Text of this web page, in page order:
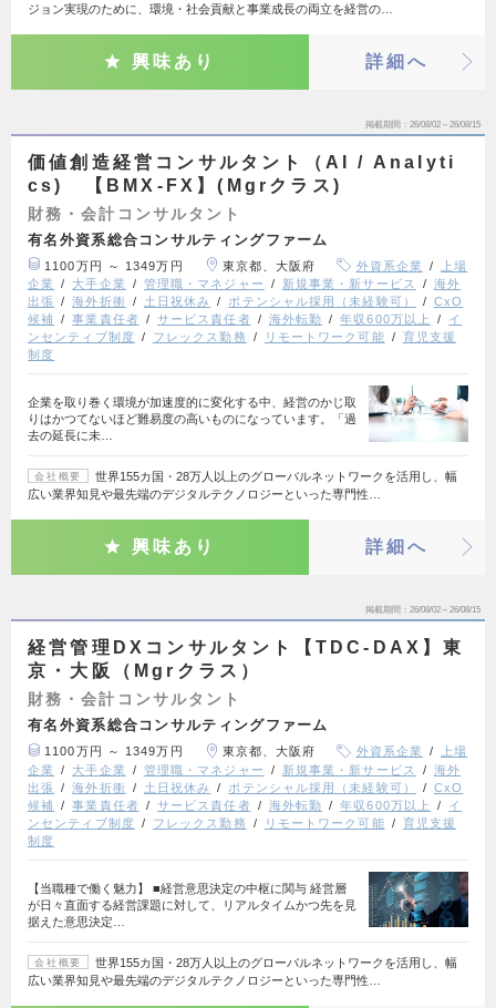
ジョン実現のために、環境・社会貢献と事業成長の両立を経営の…
興味あり 詳細へ
掲載期間 26/08/02～26/08/15
価値創造経営コンサルタント（AI / Analyti
cs) 【BMX-FX】(Mgrクラス)
財務・会計コンサルタント
有名外資系総合コンサルティングファーム
1100万円 ～ 1349万円 東京都、大阪府 外資系企業
上場
企業
大手企業 管理職・マネジャー 新規事業・新サービス
海外
出張
海外折衝 土日祝休み ポテンシャル採用（未経験可）
CxO
候補
事業責任者 サービス責任者 海外転勤 年収600万以上
イ
ンセンティブ制度
フレックス勤務 リモートワーク可能
育児支援
制度
企業を取り巻く環境が加速度的に変化する中、経営のかじ取
りはかつてないほど難易度の高いものになっています。「過
去の延長に未…
会社概要
世界155カ国・28万人以上のグローバルネットワークを活用し、幅
広い業界知見や最先端のデジタルテクノロジーといった専門性…
興味あり 詳細へ
掲載期間 26/08/02～26/08/15
経営管理DXコンサルタント【TDC-DAX】東
京・大阪（Mgrクラス）
財務・会計コンサルタント
有名外資系総合コンサルティングファーム
1100万円 ～ 1349万円 東京都、大阪府 外資系企業
上場
企業
大手企業 管理職・マネジャー 新規事業・新サービス
海外
出張
海外折衝 土日祝休み ポテンシャル採用（未経験可）
CxO
候補
事業責任者 サービス責任者 海外転勤 年収600万以上
イ
ンセンティブ制度
フレックス勤務 リモートワーク可能
育児支援
制度
【当職種で働く魅力】 ■経営意思決定の中枢に関与 経営層
が日々直面する経営課題に対して、リアルタイムかつ先を見
据えた意思決定…
会社概要
世界155カ国・28万人以上のグローバルネットワークを活用し、幅
広い業界知見や最先端のデジタルテクノロジーといった専門性…